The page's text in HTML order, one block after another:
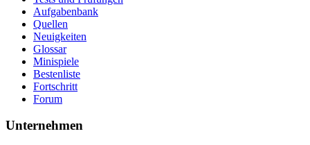
Aufgabenbank
Quellen
Neuigkeiten
Glossar
Minispiele
Bestenliste
Fortschritt
Forum
Unternehmen